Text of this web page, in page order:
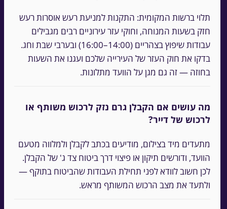
תלוי ברשות המקומית: התקנות למניעת רעש אוסרות רעש
חזק בשעות המנוחה, וחוקי עזר עירוניים רבים מגבילים
עבודות שיפוץ בצהריים (14:00–16:00) ובערבי שבת וחג.
בדקו את חוק העזר של העירייה שלכם ועגנו את השעות
בחוזה — זה גם מגן על הוועד מתלונות.
מה עושים אם הקבלן גרם נזק לרכוש משותף או
לרכוש של דייר?
מתעדים מיד בצילום, מודיעים בכתב לקבלן ולמלווה מטעם
הוועד, ודורשים תיקון או פיצוי דרך ביטוח צד ג' של הקבלן.
לכן חשוב לוודא לפני תחילת העבודות שהביטוח בתוקף —
ולתעד את מצב הרכוש המשותף מראש.